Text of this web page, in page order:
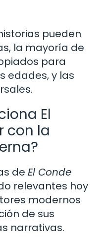
pueden
la mayoría de
para
edades, y las
El
con la
de El Conde
relevantes hoy
modernos
de sus
narrativas.